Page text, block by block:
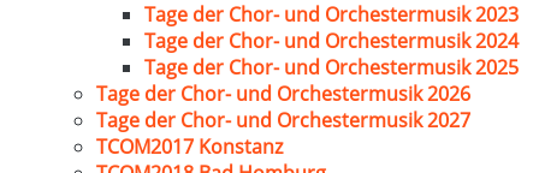
Tage der Chor- und Orchestermusik 2023
Tage der Chor- und Orchestermusik 2024
Tage der Chor- und Orchestermusik 2025
Tage der Chor- und Orchestermusik 2026
Tage der Chor- und Orchestermusik 2027
TCOM2017 Konstanz